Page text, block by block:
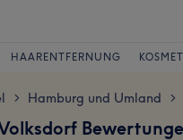
HAARENTFERNUNG
> Hamburg und Umland >